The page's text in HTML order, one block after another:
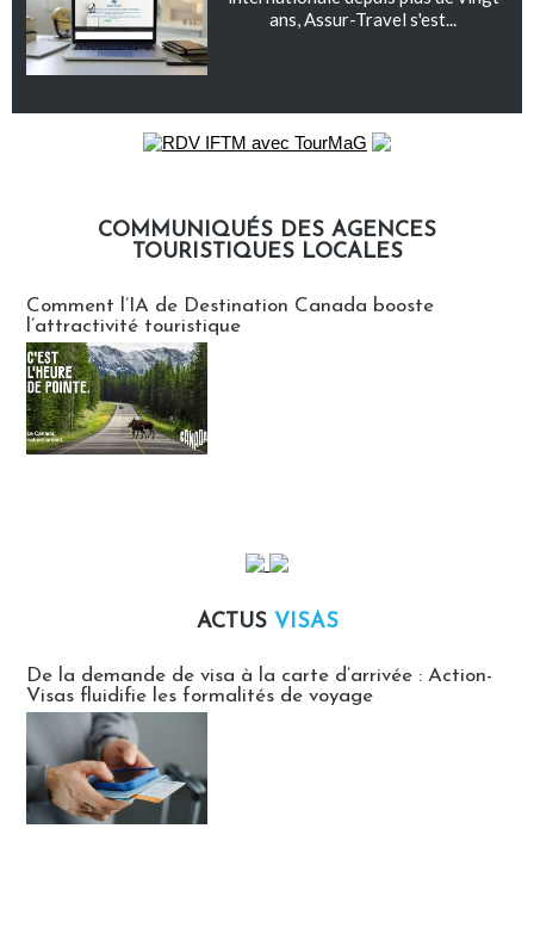
ans, Assur-Travel s'est...
COMMUNIQUÉS DES AGENCES
TOURISTIQUES LOCALES
Comment l’IA de Destination Canada booste
l’attractivité touristique
ACTUS VISAS
De la demande de visa à la carte d’arrivée : Action-
Visas fluidifie les formalités de voyage